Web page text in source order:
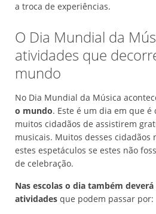
a troca de experiências.
O Dia Mundial da
atividades que
mundo
No Dia Mundial da Música
o mundo. Este é um dia em que
muitos cidadãos de assistirem
musicais. Muitos desses cidadãos
estes espetáculos se estes não
de celebração.
Nas escolas o dia também
atividades que podem passar por: